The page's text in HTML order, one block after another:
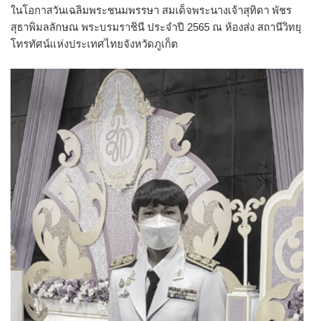
ในโอกาสวันเฉลิมพระชนมพรรษา สมเด็จพระนางเจ้าสุทิดา พัชร
สุธาพิมลลักษณ พระบรมราชินี ประจำปี 2565 ณ ห้องส่ง สถานีวิทยุ
โทรทัศน์แห่งประเทศไทยจังหวัดภูเก็ต